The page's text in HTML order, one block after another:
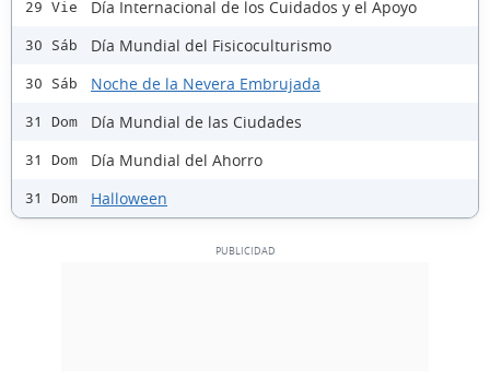
29 Vie Día Internacional de los Cuidados y el Apoyo
30 Sáb Día Mundial del Fisicoculturismo
30 Sáb Noche de la Nevera Embrujada
31 Dom Día Mundial de las Ciudades
31 Dom Día Mundial del Ahorro
31 Dom Halloween